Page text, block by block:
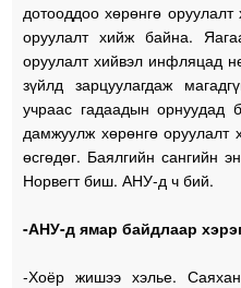
дотооддоо хөрөнгө оруулалт
оруулалт хийж байна.
оруулалт хийвэл инфляцад
зүйлд зарцуулагдаж
учраас гадаадын орнуудад
дамжуулж хөрөнгө оруулалт
өсгөдөг. Баялгийн сангийн
Норвегт биш. АНУ-д ч бий.
-АНУ-д ямар байдлаар
-Хоёр жишээ хэлье.